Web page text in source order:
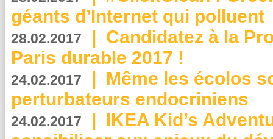
géants d’Internet qui polluent
28.02.2017 | Candidatez à la
Paris durable 2017 !
24.02.2017 | Même les écolos
perturbateurs endocriniens
24.02.2017 | IKEA Kid’s